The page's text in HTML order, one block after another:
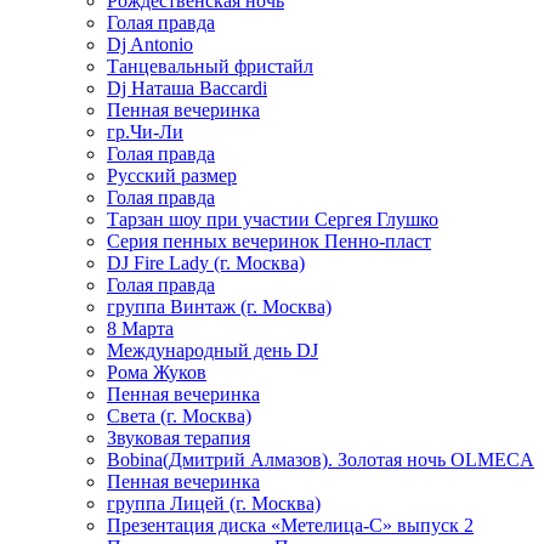
Голая правда
Dj Antonio
Танцевальный фристайл
Dj Наташа Baccardi
Пенная вечеринка
гр.Чи-Ли
Голая правда
Русский размер
Голая правда
Тарзан шоу при участии Сергея Глушко
Серия пенных вечеринок Пенно-пласт
DJ Fire Lady (г. Москва)
Голая правда
группа Винтаж (г. Москва)
8 Марта
Международный день DJ
Рома Жуков
Пенная вечеринка
Света (г. Москва)
Звуковая терапия
Bobina(Дмитрий Алмазов). Золотая ночь OLMECA
Пенная вечеринка
группа Лицей (г. Москва)
Презентация диска «Метелица-С» выпуск 2